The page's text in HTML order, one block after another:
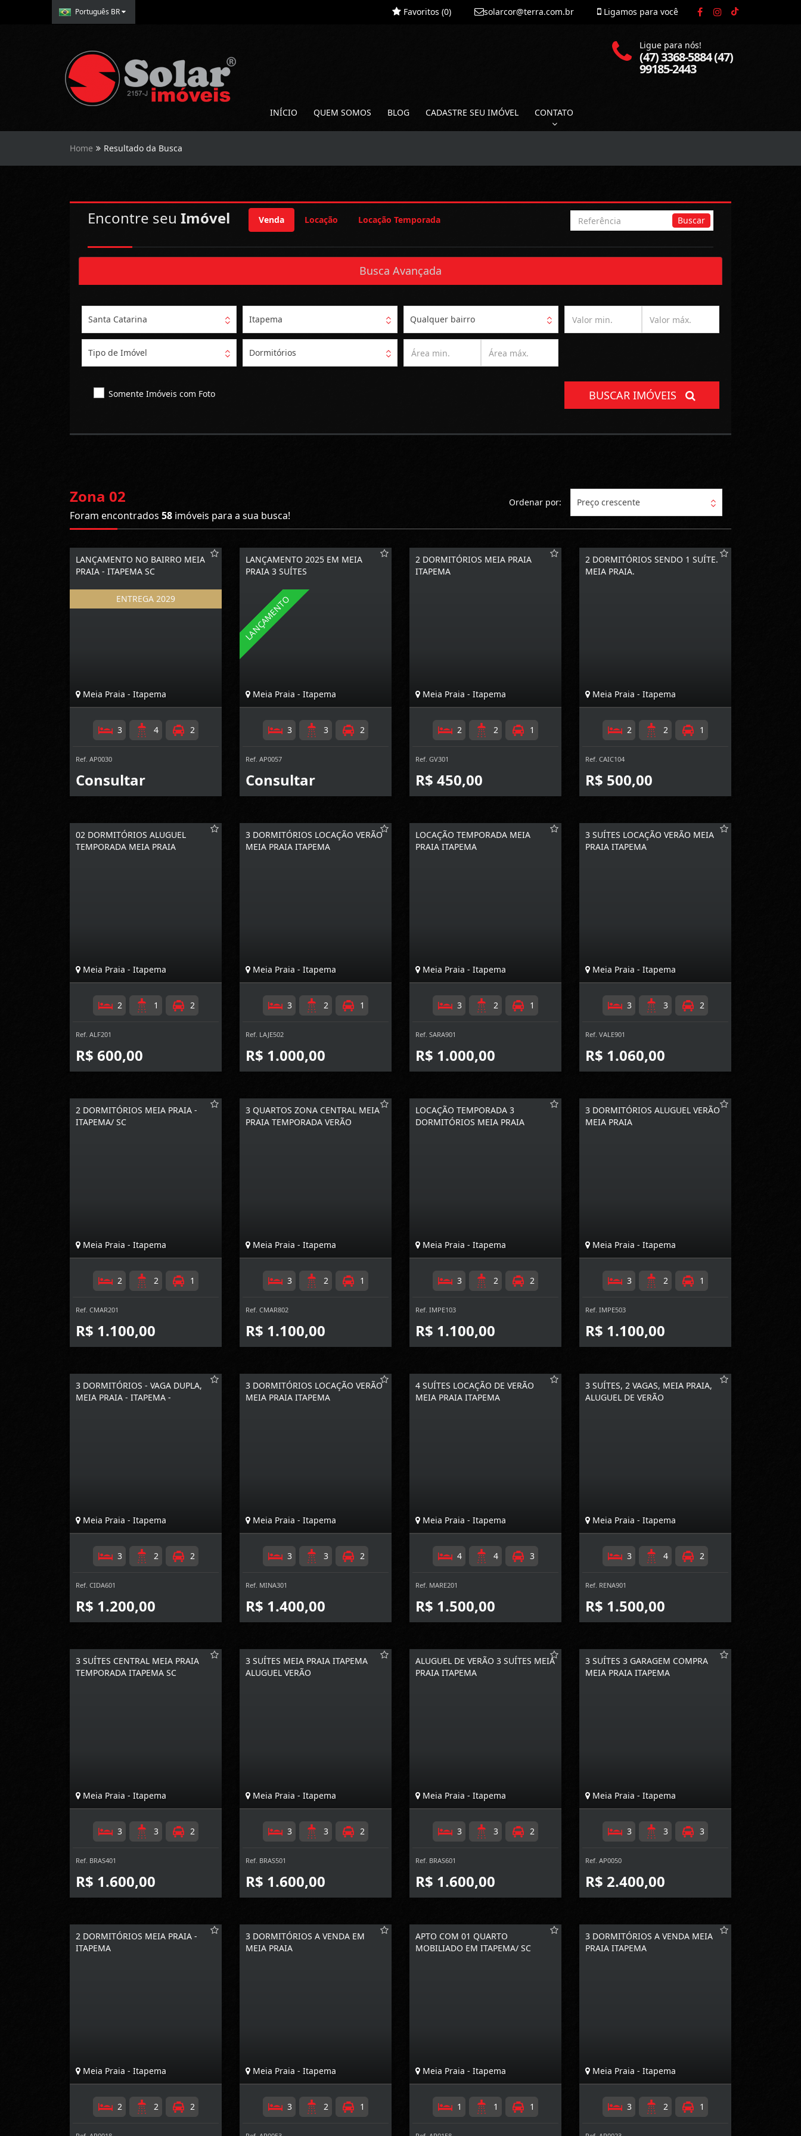
Português BR Ligamos para você
solarcor@terra.com.br
Favoritos (0)
INÍCIO QUEM SOMOS BLOG CADASTRE SEU IMÓVEL CONTATO
Ligue para nós!
(47) 3368-5884 (47)
99185-2443
Home Resultado da Busca
Encontre seu Imóvel Venda Locação Locação Temporada
Busca
por
Buscar
Busca Avançada
Santa Catarina Itapema Qualquer bairro
Tipo de Imóvel Dormitórios
Somente Imóveis com Foto BUSCAR IMÓVEIS
Zona 02
Foram encontrados 58 imóveis para a sua busca!
Ordenar por: Preço crescente
LANÇAMENTO NO BAIRRO MEIA
PRAIA - ITAPEMA SC
Meia Praia - Itapema
3 4 2
Ref. AP0030
Consultar
LANÇAMENTO 2025 EM MEIA
PRAIA 3 SUÍTES
Meia Praia - Itapema
3 3 2
Ref. AP0057
Consultar
2 DORMITÓRIOS MEIA PRAIA
ITAPEMA
Meia Praia - Itapema
2 2 1
Ref. GV301
R$ 450,00
2 DORMITÓRIOS SENDO 1 SUÍTE.
MEIA PRAIA.
Meia Praia - Itapema
2 2 1
Ref. CAIC104
R$ 500,00
02 DORMITÓRIOS ALUGUEL
TEMPORADA MEIA PRAIA
Meia Praia - Itapema
2 1 2
Ref. ALF201
R$ 600,00
3 DORMITÓRIOS LOCAÇÃO VERÃO
MEIA PRAIA ITAPEMA
Meia Praia - Itapema
3 2 1
Ref. LAJE502
R$ 1.000,00
LOCAÇÃO TEMPORADA MEIA
PRAIA ITAPEMA
Meia Praia - Itapema
3 2 1
Ref. SARA901
R$ 1.000,00
3 SUÍTES LOCAÇÃO VERÃO MEIA
PRAIA ITAPEMA
Meia Praia - Itapema
3 3 2
Ref. VALE901
R$ 1.060,00
2 DORMITÓRIOS MEIA PRAIA -
ITAPEMA/ SC
Meia Praia - Itapema
2 2 1
Ref. CMAR201
R$ 1.100,00
3 QUARTOS ZONA CENTRAL MEIA
PRAIA TEMPORADA VERÃO
Meia Praia - Itapema
3 2 1
Ref. CMAR802
R$ 1.100,00
LOCAÇÃO TEMPORADA 3
DORMITÓRIOS MEIA PRAIA
Meia Praia - Itapema
3 2 2
Ref. IMPE103
R$ 1.100,00
3 DORMITÓRIOS ALUGUEL VERÃO
MEIA PRAIA
Meia Praia - Itapema
3 2 1
Ref. IMPE503
R$ 1.100,00
3 DORMITÓRIOS - VAGA DUPLA,
MEIA PRAIA - ITAPEMA -
Meia Praia - Itapema
3 2 2
Ref. CIDA601
R$ 1.200,00
3 DORMITÓRIOS LOCAÇÃO VERÃO
MEIA PRAIA ITAPEMA
Meia Praia - Itapema
3 3 2
Ref. MINA301
R$ 1.400,00
4 SUÍTES LOCAÇÃO DE VERÃO
MEIA PRAIA ITAPEMA
Meia Praia - Itapema
4 4 3
Ref. MARE201
R$ 1.500,00
3 SUÍTES, 2 VAGAS, MEIA PRAIA,
ALUGUEL DE VERÃO
Meia Praia - Itapema
3 4 2
Ref. RENA901
R$ 1.500,00
3 SUÍTES CENTRAL MEIA PRAIA
TEMPORADA ITAPEMA SC
Meia Praia - Itapema
3 3 2
Ref. BRAS401
R$ 1.600,00
3 SUÍTES MEIA PRAIA ITAPEMA
ALUGUEL VERÃO
Meia Praia - Itapema
3 3 2
Ref. BRAS501
R$ 1.600,00
ALUGUEL DE VERÃO 3 SUÍTES MEIA
PRAIA ITAPEMA
Meia Praia - Itapema
3 3 2
Ref. BRAS601
R$ 1.600,00
3 SUÍTES 3 GARAGEM COMPRA
MEIA PRAIA ITAPEMA
Meia Praia - Itapema
3 3 3
Ref. AP0050
R$ 2.400,00
2 DORMITÓRIOS MEIA PRAIA -
ITAPEMA
Meia Praia - Itapema
2 2 2
3 DORMITÓRIOS A VENDA EM
MEIA PRAIA
Meia Praia - Itapema
3 2 1
APTO COM 01 QUARTO
MOBILIADO EM ITAPEMA/ SC
Meia Praia - Itapema
1 1 1
3 DORMITÓRIOS A VENDA MEIA
PRAIA ITAPEMA
Meia Praia - Itapema
3 2 1